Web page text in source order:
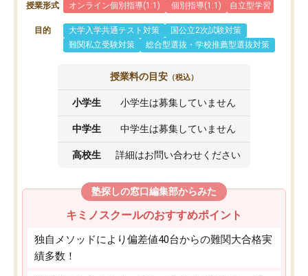
授業形式 オンライン個別指導(1:1) 個別指導(1:1) 自立型学習
目的 大学入学共通テスト対策
国公立2次試験対策
難関私立受験対策
総合型選抜・学校推薦型選抜対策
授業料の目安 （税込）
小学生 小学生は募集していません
中学生 中学生は募集していません
高校生 詳細はお問い合わせください
塾探しの窓口編集部からみた
キミノスクールのおすすめポイント
独自メソッドにより偏差値40台からの難関大合格実
績多数！